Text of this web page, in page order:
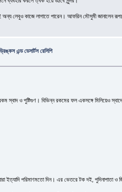
অন্য লেবুও কাজে লাগাতে পারেন। আফরিন মৌসুমী জানালেন
এন্ড ডেসার্টস রেসিপি
ও পুষ্টিগুণ। বিভিন্ন রকমের ফল একসঙ্গে মিলিয়েও
পরিমাণমতো দিন। এর ভেতরে টক দই, পুদিনাপাতা ও